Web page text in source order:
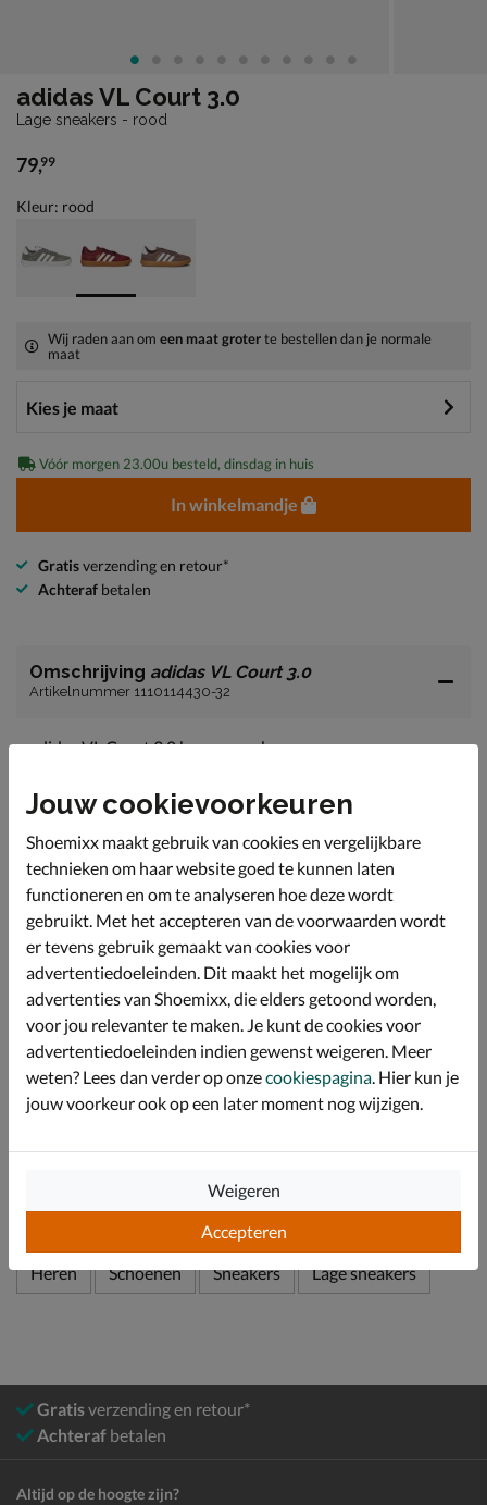
adidas VL Court 3.0
Lage sneakers - rood
€ 79,99
79,99
Kleur: rood
Wij raden aan om een maat groterte bestellen dan je normale
maat
Vóór morgen 23.00u besteld, dinsdag in huis
In winkelmandje
Gratisverzending en retour*
Achteraf betalen
Omschrijving adidas VL Court 3.0
Artikelnummer 1110114430-32
adidas VL Court 3.0 heren sneaker
sneakers.
Uitgevoerd in suède. Deze soepele leersoort is flexibel
en vormt zich mooi om de voet. Het is bovendien
ademend en houdt de voeten koel.
Gevoerd met textiel en voorzien van een gewatteerde
hielkap. Deze dikke wattering biedt comfort en
voorkomt schuring op de hiel.
Bevat een foam-voetbed waarmee je lichte demping
ervaart tijdens het lopen.
Afgewerkt met een trendy gumsole met goede grip.
Specificaties
Bekijk meer
Heren Schoenen Sneakers Lage sneakers
Gratisverzending en retour*
Achteraf betalen
Altijd op de hoogte zijn?
Jouw cookievoorkeuren
Shoemixx maakt gebruik van cookies en vergelijkbare
technieken om haar website goed te kunnen laten
functioneren en om te analyseren hoe deze wordt
gebruikt. Met het accepteren van de voorwaarden wordt
er tevens gebruik gemaakt van cookies voor
advertentiedoeleinden. Dit maakt het mogelijk om
advertenties van Shoemixx, die elders getoond worden,
voor jou relevanter te maken. Je kunt de cookies voor
advertentiedoeleinden indien gewenst weigeren. Meer
weten? Lees dan verder op onzecookiespagina . Hier kun je
jouw voorkeur ook op een later moment nog wijzigen.
Accepteren
Weigeren